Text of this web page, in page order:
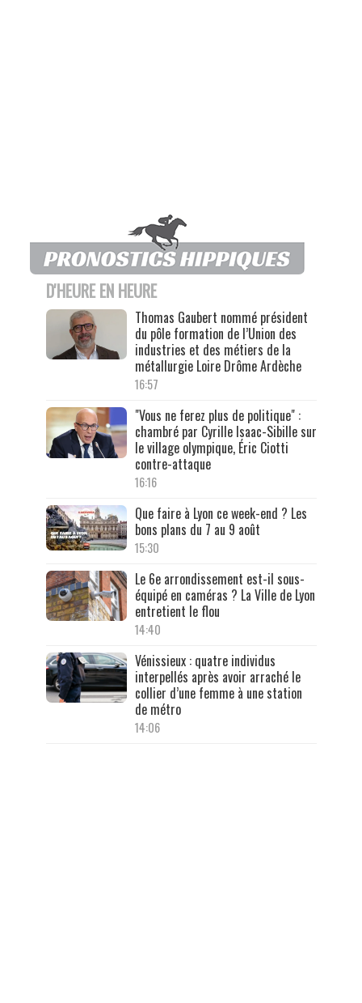
D'HEURE EN HEURE
Thomas Gaubert nommé président
du pôle formation de l’Union des
industries et des métiers de la
métallurgie Loire Drôme Ardèche
16:57
"Vous ne ferez plus de politique" :
chambré par Cyrille Isaac-Sibille sur
le village olympique, Éric Ciotti
contre-attaque
16:16
Que faire à Lyon ce week-end ? Les
bons plans du 7 au 9 août
15:30
Le 6e arrondissement est-il sous-
équipé en caméras ? La Ville de Lyon
entretient le flou
14:40
Vénissieux : quatre individus
interpellés après avoir arraché le
collier d’une femme à une station
de métro
14:06